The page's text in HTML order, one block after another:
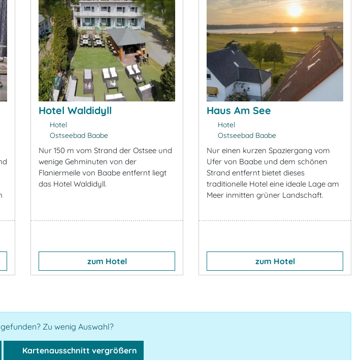
Hotel Waldidyll
Hotel
Ostseebad Baabe
Nur 150 m vom Strand der Ostsee und
wenige Gehminuten von der
Flaniermeile von Baabe entfernt liegt
das Hotel Waldidyll.
zum Hotel
Haus Am See
Hotel
Ostseebad Baabe
Nur einen kurzen Spaziergang vom
Ufer von Baabe und dem schönen
Strand entfernt bietet dieses
traditionelle Hotel eine ideale Lage am
Meer inmitten grüner Landschaft.
zum Hotel
Zu wenig Auswahl?
Kartenausschnitt vergrößern